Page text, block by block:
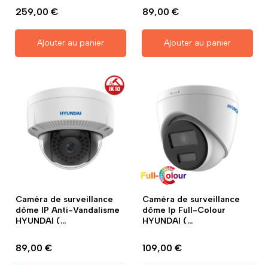
259,00 €
Ajouter au panier
89,00 €
Ajouter au panier
Caméra de surveillance
dôme IP Anti-Vandalisme
HYUNDAI (...
89,00 €
Caméra de surveillance
dôme Ip Full-Colour
HYUNDAI (...
109,00 €